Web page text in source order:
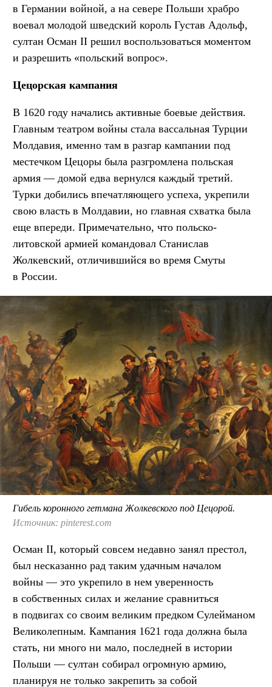
в Германии войной, а на севере Польши храбро
воевал молодой шведский король Густав Адольф,
султан Осман II решил воспользоваться моментом
и разрешить «польский вопрос».
Цецорская кампания
В 1620 году начались активные боевые действия.
Главным театром войны стала вассальная Турции
Молдавия, именно там в разгар кампании под
местечком Цецоры была разгромлена польская
армия — домой едва вернулся каждый третий.
Турки добились впечатляющего успеха, укрепили
свою власть в Молдавии, но главная схватка была
еще впереди. Примечательно, что польско-
литовской армией командовал Станислав
Жолкевский, отличившийся во время Смуты
в России.
Гибель коронного гетмана Жолкевского под Цецорой.
Источник: pinterest.com
Осман II, который совсем недавно занял престол,
был несказанно рад таким удачным началом
войны — это укрепило в нем уверенность
в собственных силах и желание сравниться
в подвигах со своим великим предком Сулейманом
Великолепным. Кампания 1621 года должна была
стать, ни много ни мало, последней в истории
Польши — султан собирал огромную армию,
планируя не только закрепить за собой